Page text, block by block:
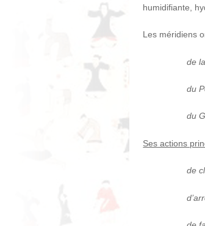
humidifiante,
Les méridiens
de la
du
du Gros
Ses actions
de
d’arrêter